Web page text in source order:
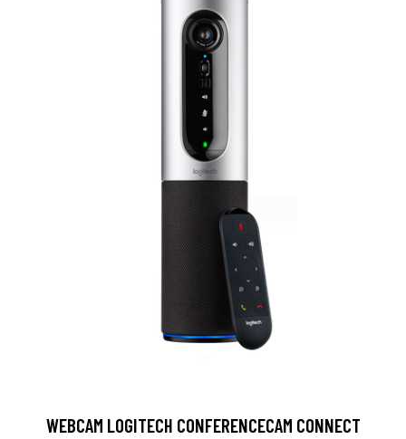
WEBCAM LOGITECH CONFERENCECAM CONNECT